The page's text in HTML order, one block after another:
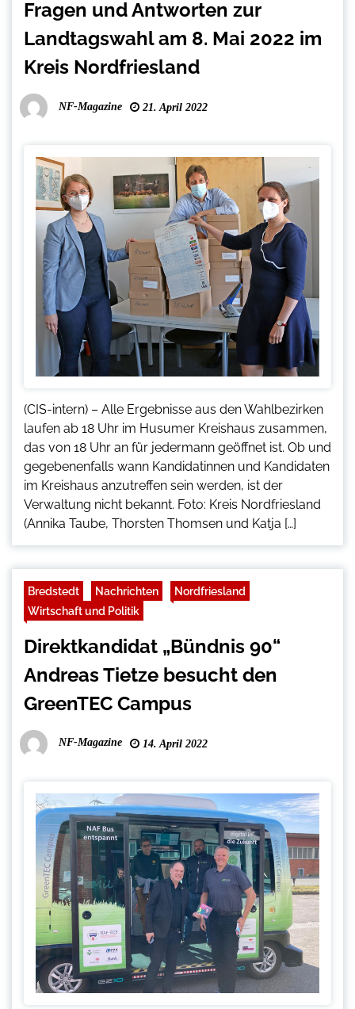
Fragen und Antworten zur
Landtagswahl am 8. Mai 2022 im
Kreis Nordfriesland
NF-Magazine 21. April 2022
(CIS-intern) – Alle Ergebnisse aus den Wahlbezirken
laufen ab 18 Uhr im Husumer Kreishaus zusammen,
das von 18 Uhr an für jedermann geöffnet ist. Ob und
gegebenenfalls wann Kandidatinnen und Kandidaten
im Kreishaus anzutreffen sein werden, ist der
Verwaltung nicht bekannt. Foto: Kreis Nordfriesland
(Annika Taube, Thorsten Thomsen und Katja […]
Bredstedt Nachrichten
Nordfriesland
Wirtschaft und Politik
Direktkandidat „Bündnis 90“
Andreas Tietze besucht den
GreenTEC Campus
NF-Magazine 14. April 2022